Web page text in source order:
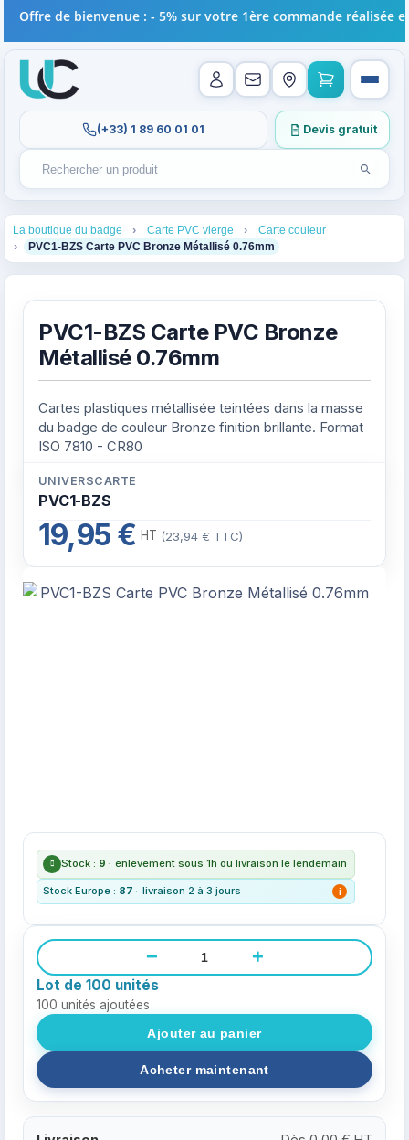
Rechercher un produit
Recherches récentes au focus. Tapez au moins 2
Lancer
(+33) 1 89 60 01 01 Devis gratuit
de bienvenue : - 5% sur votre 1ère commande réalisée en
La boutique du badge Carte PVC vierge Carte couleur
PVC1-BZS Carte PVC Bronze Métallisé 0.76mm 4
PVC1-BZS Carte PVC Bronze
Métallisé 0.76mm
Cartes plastiques métallisée teintées dans la masse
du badge de couleur Bronze finition brillante. Format
ISO 7810 - CR80
UNIVERSCARTE
PVC1-BZS
19,95 € HT (23,94 € TTC)
Stock : 9 · enlèvement sous 1h ou livraison le lendemain
Stock Europe : 87 · livraison 2 à 3 jours i
− +
Lot de 100 unités
100 unités ajoutées